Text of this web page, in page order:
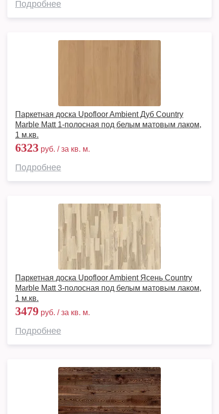
Подробнее
Паркетная доска Upofloor Ambient Дуб Country
Marble Matt 1-полосная под белым матовым лаком,
1 м.кв.
6323 руб. / за кв. м.
Подробнее
Паркетная доска Upofloor Ambient Ясень Country
Marble Matt 3-полосная под белым матовым лаком,
1 м.кв.
3479 руб. / за кв. м.
Подробнее